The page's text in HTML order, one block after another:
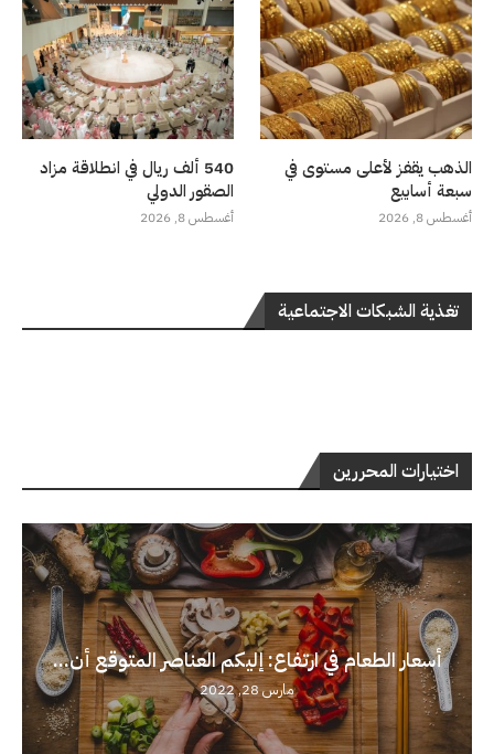
الذهب يقفز لأعلى مستوى في
سبعة أسابيع
أغسطس 8, 2026
540 ألف ريال في انطلاقة مزاد
الصقور الدولي
أغسطس 8, 2026
تغذية الشبكات الاجتماعية
اختيارات المحررين
أسعار الطعام في ارتفاع: إليكم العناصر المتوقع أن...
مارس 28, 2022